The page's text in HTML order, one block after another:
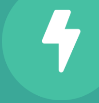
L’IBE impulsa nombrosos
de l’energia per
que tothom pot accedir a
Ves-hi